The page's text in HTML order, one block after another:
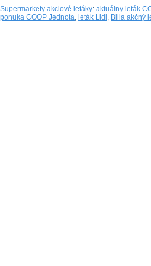
Supermarkety akciové letáky: aktuálny leták
ponuka COOP Jednota, leták Lidl , Billa akčný